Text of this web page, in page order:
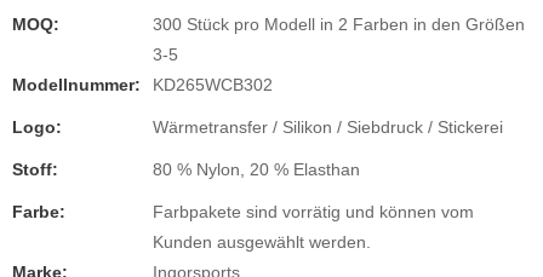
MOQ:
300 Stück pro Modell in 2 Farben in den Größen
3-5
Modellnummer:
KD265WCB302
Logo: Wärmetransfer / Silikon / Siebdruck / Stickerei
Stoff: 80 % Nylon, 20 % Elasthan
Farbe:
Farbpakete sind vorrätig und können vom
Kunden ausgewählt werden.
Marke:
Ingorsports